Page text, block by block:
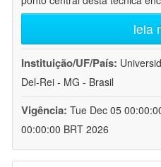
leia
Instituição/UF/País:
Del-Rei - MG - Brasil
Vigência: Tue Dec 05
00:00:00 BRT 2026